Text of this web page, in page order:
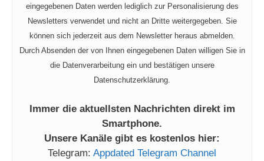
eingegebenen Daten werden lediglich zur Personalisierung des
Newsletters verwendet und nicht an Dritte weitergegeben. Sie
können sich jederzeit aus dem Newsletter heraus abmelden.
Durch Absenden der von Ihnen eingegebenen Daten willigen Sie in
die Datenverarbeitung ein und bestätigen unsere
Datenschutzerklärung.
Immer die aktuellsten Nachrichten direkt im
Smartphone.
Unsere Kanäle gibt es kostenlos hier:
Telegram: Appdated Telegram Channel